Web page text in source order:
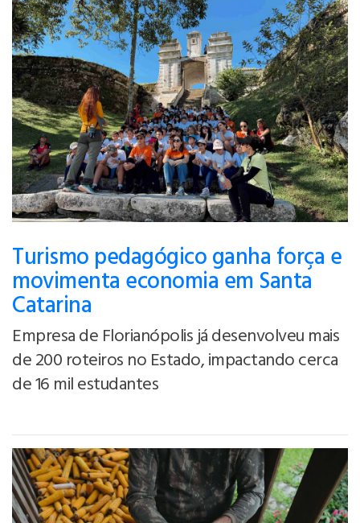
Turismo pedagógico ganha força e
movimenta economia em Santa
Catarina
Empresa de Florianópolis já desenvolveu mais
de 200 roteiros no Estado, impactando cerca
de 16 mil estudantes